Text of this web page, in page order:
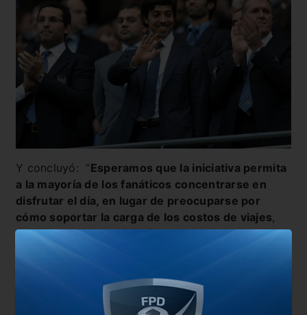
Y concluyó: “Esperamos que la iniciativa permita
a la mayoría de los fanáticos concentrarse en
disfrutar el día, en lugar de preocuparse por
cómo soportar la carga de los costos de viajes,
que se han vuelto aún más onerosos debido a los
Ambos equipos que llegaron a esta etapa del
certamen, contarán con un total de seis mil
entradas cada uno, teniendo en cuenta la